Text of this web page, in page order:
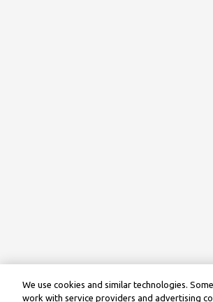
We use cookies and similar technologies.
work with service providers and advertising